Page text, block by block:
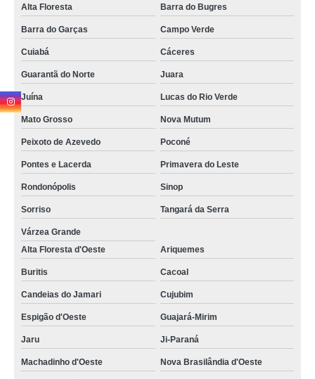
Alta Floresta Barra do Bugres
Barra do Garças Campo Verde
Cuiabá Cáceres
Guarantã do Norte Juara
Juína Lucas do Rio Verde
Mato Grosso Nova Mutum
Peixoto de Azevedo Poconé
Pontes e Lacerda Primavera do Leste
Rondonópolis Sinop
Sorriso Tangará da Serra
Várzea Grande
Alta Floresta d'Oeste
Ariquemes
Buritis Cacoal
Candeias do Jamari Cujubim
Espigão d'Oeste Guajará-Mirim
Jaru Ji-Paraná
Machadinho d'Oeste Nova Brasilândia d'Oeste